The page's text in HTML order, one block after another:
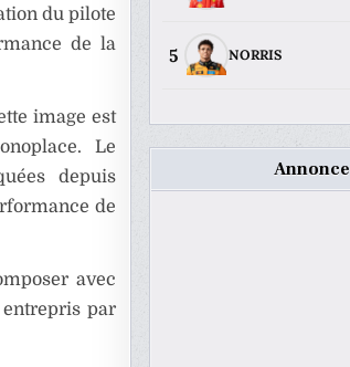
du pilote
de la
image est
Le
depuis
de
avec
par
5 NORRIS
Annonce